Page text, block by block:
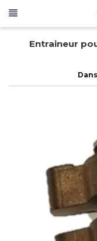
Entraineur